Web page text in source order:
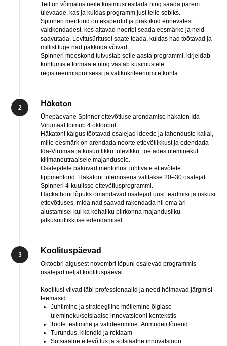
Teil on võimalus neile küsimusi esitada ning saada parem
ülevaade, kas ja kuidas programm just teile sobiks.
Spinneri mentorid on eksperdid ja praktikud erinevatest
valdkondadest, kes aitavad noortel seada eesmärke ja neid
saavutada. Levitusüritusel saate teada, kuidas nad töötavad ja
millist tuge nad pakkuda võivad.
Spinneri meeskond tutvustab selle aasta programmi, kirjeldab
kohtumiste formaate ning vastab küsimustele
registreerimisprotsessi ja valikukriteeriumite kohta.
Häkaton
Ühepäevane Spinner ettevõtluse arendamise häkaton Ida-
Virumaal toimub 4.oktoobril.
Häkatoni käigus töötavad osalejad ideede ja lahenduste kallal,
mille eesmärk on arendada noorte ettevõtlikkust ja edendada
Ida-Virumaa jätkusuutlikku tulevikku, toetades üleminekut
kliimaneutraalsele majandusele.
Osalejatele pakuvad mentorlust juhtivate ettevõtete
tippmentorid. Häkatoni tulemusena valitakse 20–30 osalejat
Spinneri 4-kuulisse ettevõtlusprogrammi.
Hackathoni lõpuks omandavad osalejad uusi teadmisi ja oskusi
ettevõtluses, mida nad saavad rakendada nii oma äri
alustamisel kui ka kohaliku piirkonna majandusliku
jätkusuutlikkuse edendamisel.
Koolituspäevad
Oktoobri algusest novembri lõpuni osalevad programmis
osalejad neljal koolituspäeval.
Koolitusi viivad läbi professionaalid ja need hõlmavad järgmisi
teemasid:
Juhtimine ja strateegiline mõtlemine õiglase
ülemineku/sotsiaalse innovatsiooni kontekstis
Toote testimine ja valideerimine. Ärimudeli lõuend
Turundus, kliendid ja reklaam
Sotsiaalne ettevõtlus ja sotsiaalne innovatsioon